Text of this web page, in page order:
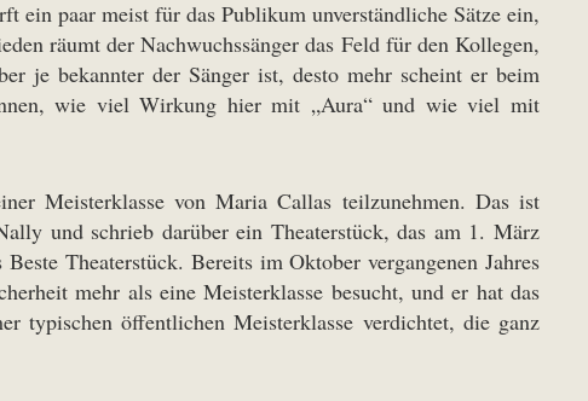
ein paar meist für das Publikum unverständliche Sätze ein,
räumt der Nachwuchssänger das Feld für den Kollegen,
je bekannter der Sänger ist, desto mehr scheint er beim
wie viel Wirkung hier mit „Aura“ und wie viel mit
Meisterklasse von Maria Callas teilzunehmen. Das ist
und schrieb darüber ein Theaterstück, das am 1. März
Theaterstück. Bereits im Oktober vergangenen Jahres
mehr als eine Meisterklasse besucht, und er hat das
typischen öffentlichen Meisterklasse verdichtet, die ganz